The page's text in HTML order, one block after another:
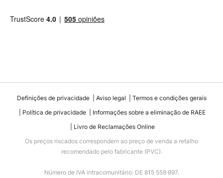
Definições de privacidade Aviso legal
Termos e condições gerais
Política de privacidade
Informações sobre a eliminação de RAEE
Livro de Reclamações Online
Os preços riscados correspondem ao preço de venda a retalho
recomendado pelo fabricante (PVC).
Número de IVA intracomunitário: DE 815 559 897.